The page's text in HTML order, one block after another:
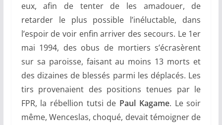
eux, afin de tenter de les amadouer, de
retarder le plus possible l’inéluctable, dans
l’espoir de voir enfin arriver des secours. Le 1er
mai 1994, des obus de mortiers s’écrasèrent
sur sa paroisse, faisant au moins 13 morts et
des dizaines de blessés parmi les déplacés. Les
tirs provenaient des positions tenues par le
FPR, la rébellion tutsi de Paul Kagame. Le soir
même, Wenceslas, choqué, devait témoigner de